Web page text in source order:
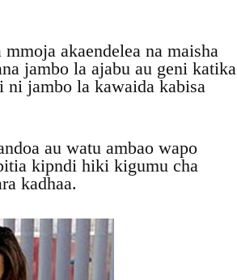
akaendelea na maisha
jambo la ajabu au geni katika
jambo la kawaida kabisa
au watu ambao wapo
kipndi hiki kigumu cha
kadhaa.